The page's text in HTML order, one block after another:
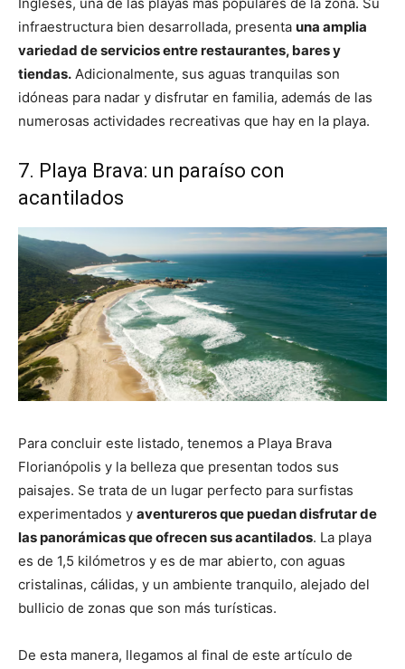
infraestructura bien desarrollada, presenta una amplia
variedad de servicios entre restaurantes, bares y
tiendas. Adicionalmente, sus aguas tranquilas son
idóneas para nadar y disfrutar en familia, además de las
numerosas actividades recreativas que hay en la playa.
7. Playa Brava: un paraíso con
acantilados
Para concluir este listado, tenemos a Playa Brava
Florianópolis y la belleza que presentan todos sus
paisajes. Se trata de un lugar perfecto para surfistas
experimentados y aventureros que puedan disfrutar de
las panorámicas que ofrecen sus acantilados. La playa
es de 1,5 kilómetros y es de mar abierto, con aguas
cristalinas, cálidas, y un ambiente tranquilo, alejado del
bullicio de zonas que son más turísticas.
De esta manera, llegamos al final de este artículo de